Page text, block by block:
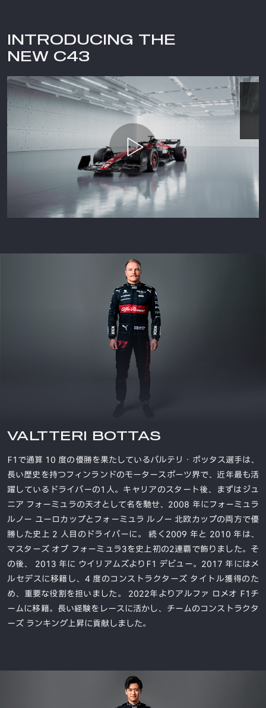
INTRODUCING THE
NEW C43
VALTTERI BOTTAS
F1で通算 10 度の優勝を果たしているバルテリ・ボッタス選手は、
長い歴史を持つフィンランドのモータースポーツ界で、近年最も活
躍しているドライバーの1人。キャリアのスタート後、まずはジュ
ニア フォーミュラの天才として名を馳せ、2008 年にフォーミュラ
ルノー ユーロカップとフォーミュラ ルノー 北欧カップの両方で優
勝した史上 2 人目のドライバーに。 続く2009 年と 2010 年は、
マスターズ オブ フォーミュラ3を史上初の2連覇で飾りました。そ
の後、 2013 年に ウイリアムズよりF1 デビュー。2017 年にはメ
ルセデスに移籍し、4 度のコンストラクターズ タイトル獲得のた
め、重要な役割を担いました。 2022年よりアルファ ロメオ F1チ
ームに移籍。長い経験をレースに活かし、チームのコンストラクタ
ーズ ランキング上昇に貢献しました。